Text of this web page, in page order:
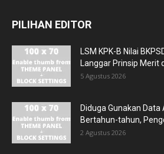
PILIHAN EDITOR
LSM KPK-B Nilai
Langgar Prinsip Merit
5 Agustus 2026
Diduga Gunakan
Bertahun-tahun,
2 Agustus 2026